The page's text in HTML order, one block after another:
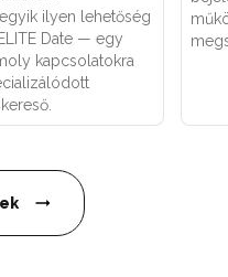
ilyen lehetőség
Date — egy
kapcsolatokra